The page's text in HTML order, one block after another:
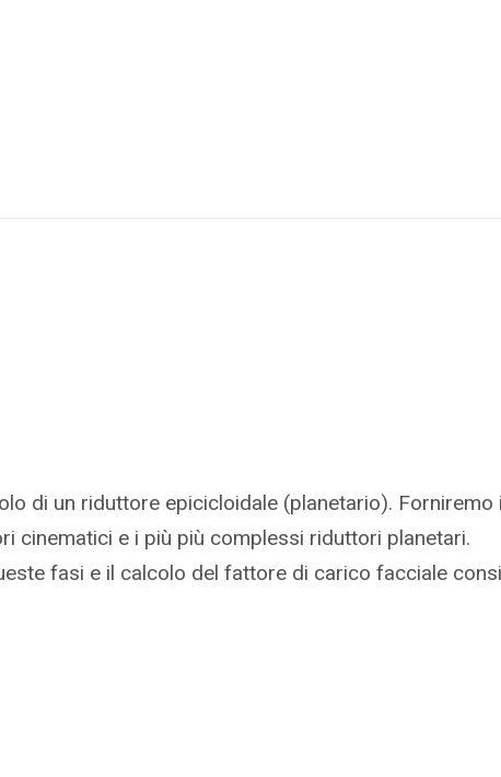
di un riduttore epicicloidale (planetario). Forniremo
cinematici e i più più complessi riduttori planetari.
fasi e il calcolo del fattore di carico facciale